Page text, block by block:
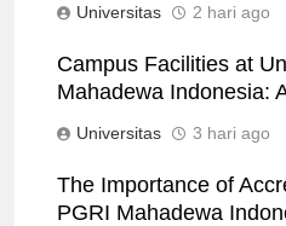
Universitas 2 hari ago
Campus Facilities at
Mahadewa Indonesia:
Universitas 3 hari ago
The Importance of
PGRI Mahadewa